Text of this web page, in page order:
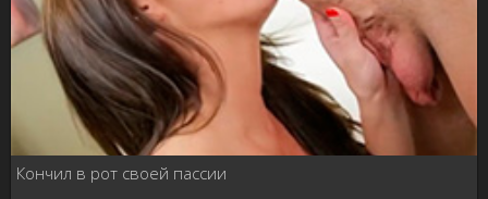
Кончил в рот своей пассии